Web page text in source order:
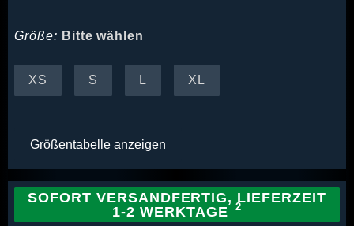
Größe: Bitte wählen
XS S L XL
Größentabelle anzeigen
SOFORT VERSANDFERTIG, LIEFERZEIT
1-2 WERKTAGE